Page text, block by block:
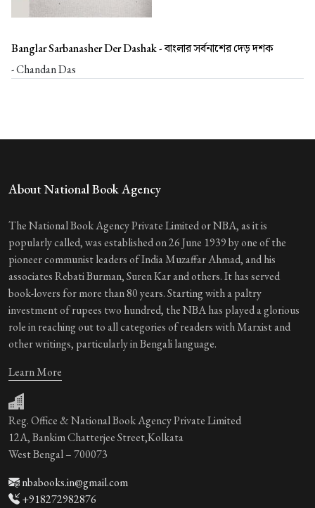
Banglar Sarbanasher Der Dashak -বাংলার সর্বনাশের দেড় দশক
- Chandan Das
About National Book Agency
The National Book Agency Private Limited or NBA, as it is
popularly called, was established on 26 June 1939 by one of the
pioneer communist leaders of India Muzaffar Ahmad, and his
associates Rebati Burman, Suren Kar and others. It has served
book-lovers for more than 80 years. Starting with a paltry
investment of rupees two hundred, the NBA has played a glorious
role in reaching out to all categories of readers with Marxist and
other writings, particularly in Bengali language.
Learn More
Reg. Office & National Book Agency Private Limited
12A, Bankim Chatterjee Street,Kolkata
West Bengal – 700073
nbabooks.in@gmail.com
+918272982876